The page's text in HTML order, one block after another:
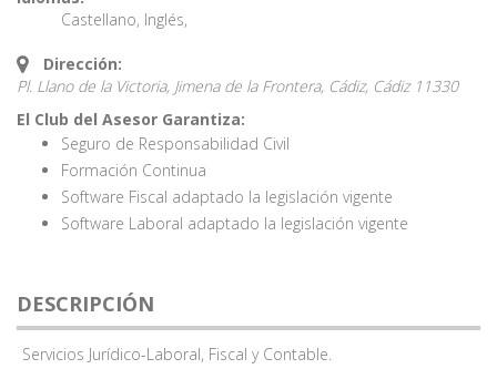
Castellano, Inglés,
Dirección:
Pl. Llano de la Victoria, Jimena de la Frontera, Cádiz, Cádiz 11330
El Club del Asesor Garantiza:
Seguro de Responsabilidad Civil
Formación Continua
Software Fiscal adaptado la legislación vigente
Software Laboral adaptado la legislación vigente
DESCRIPCIÓN
Servicios Jurídico-Laboral, Fiscal y Contable.